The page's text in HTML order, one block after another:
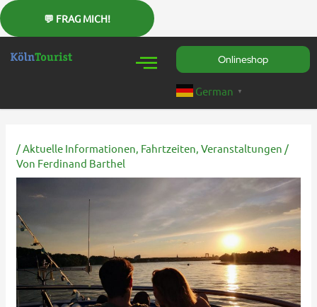
Inhalt
springen
Onlineshop
German ▼
/ Aktuelle Informationen Fahrtzeiten ,Veranstaltungen /
Von Ferdinand Barthel